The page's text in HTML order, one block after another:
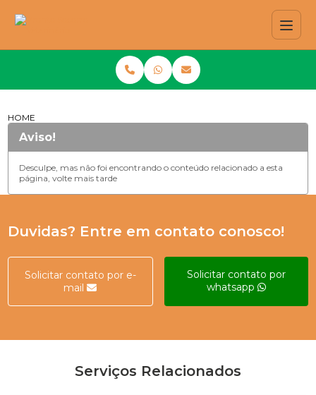
HOME
Aviso!
Desculpe, mas não foi encontrando o conteúdo relacionado a esta
página, volte mais tarde
Duvidas? Entre em contato conosco!
Solicitar contato por e-
mail
Solicitar contato por
whatsapp
Serviços Relacionados